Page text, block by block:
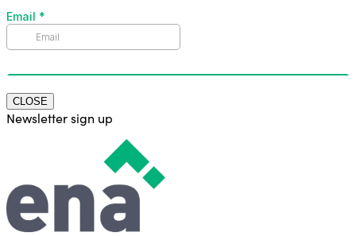
CLOSE
Newsletter sign up